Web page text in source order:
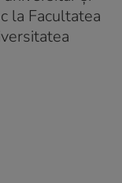
la Facultatea